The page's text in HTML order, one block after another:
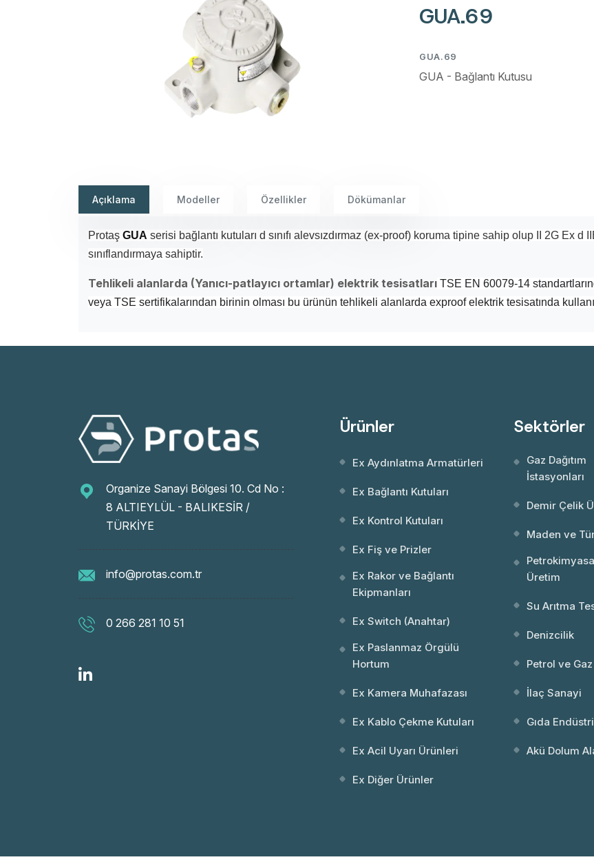
GUA.69
GUA.69
GUA - Bağlantı Kutusu
Açıklama Modeller Özellikler Dökümanlar
Protaş GUA serisi bağlantı kutuları d sınıfı alevsızdırmaz (ex-proof) koruma tipine sahip olup II 2G Ex
sınıflandırmaya sahiptir.
Tehlikeli alanlarda (Yanıcı-patlayıcı ortamlar) elektrik tesisatları TSE EN 60079-14
veya TSE sertifikalarından birinin olması bu ürünün tehlikeli alanlarda exproof elektrik tesisatında
Organize Sanayi Bölgesi 10. Cd No :
8 ALTIEYLÜL - BALIKESİR /
TÜRKİYE
info@protas.com.tr
0 266 281 10 51
Ürünler
Ex Aydınlatma Armatürleri
Ex Bağlantı Kutuları
Ex Kontrol Kutuları
Ex Fiş ve Prizler
Ex Rakor ve Bağlantı
Ekipmanları
Ex Switch (Anahtar)
Ex Paslanmaz Örgülü
Hortum
Ex Kamera Muhafazası
Ex Kablo Çekme Kutuları
Ex Acil Uyarı Ürünleri
Ex Diğer Ürünler
Sektörler
Gaz Dağıtım
İstasyonları
Demir Çelik
Maden ve
Üretim
Su Arıtma
Denizcilik
Petrol ve Gaz
İlaç Sanayi
Gıda
Akü Dolum